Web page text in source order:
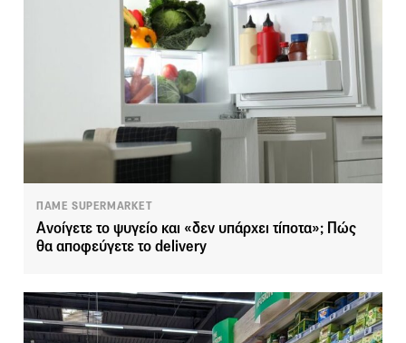
ΠΑΜΕ SUPERMARKET
Ανοίγετε το ψυγείο και «δεν υπάρχει τίποτα»; Πώς
θα αποφεύγετε το delivery